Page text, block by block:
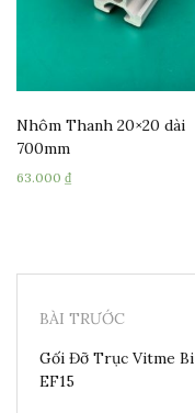
Nhôm Thanh 20×20 dài
700mm
63.000 ₫
BÀI TRƯỚC
Gối Đỡ Trục Vitme Bi
EF15